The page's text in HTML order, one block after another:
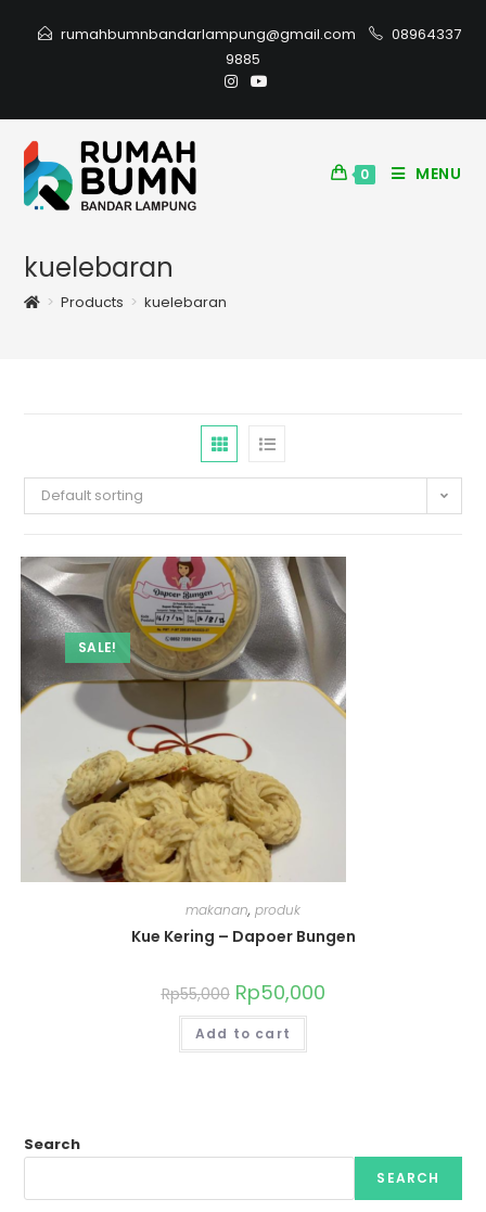
rumahbumnbandarlampung@gmail.com
08964337
9885
0 MENU
kuelebaran
> Products > kuelebaran
Default sorting
SALE!
makanan, produk
Kue Kering – Dapoer Bungen
Rp55,000 Rp50,000
Add to cart
Search
SEARCH